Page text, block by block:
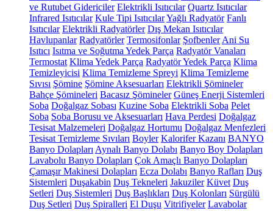
ve Rutubet Gidericiler Elektrikli Isıtıcılar Quartz Isıtıcılar
Infrared Isıtıcılar Kule Tipi IsıtıcılarYağlı Radyatör Fanlı
Isıtıcılar Elektrikli Radyatörler Dış Mekan Isıtıcılar
Havlupanlar Radyatörler Termosifonlar Şofbenler Ani Su
Isıtıcı Isıtma ve Soğutma Yedek Parça Radyatör Vanaları
Termostat Klima Yedek Parça Radyatör Yedek Parça Klima
Temizleyicisi Klima Temizleme Spreyi Klima Temizleme
Sıvısı Şömine Şömine Aksesuarları Elektrikli Şömineler
Bahçe Şömineleri Bacasız Şömineler Güneş Enerji Sistemleri
Soba Doğalgaz Sobası Kuzine Soba Elektrikli Soba Pelet
Soba Soba Borusu ve Aksesuarları Hava Perdesi Doğalgaz
Tesisat Malzemeleri Doğalgaz Hortumu Doğalgaz Menfezleri
Tesisat Temizleme Sıvıları Boyler Kalorifer Kazanı BANYO
Banyo Dolapları Aynalı Banyo Dolabı Banyo Boy Dolapları
Lavabolu Banyo Dolapları Çok Amaçlı Banyo Dolapları
Çamaşır Makinesi Dolapları Ecza Dolabı Banyo Rafları Duş
Sistemleri Duşakabin Duş Tekneleri Jakuziler Küvet Duş
Setleri Duş Sistemleri Duş Başlıkları Duş Kolonları Sürgülü
Duş Setleri Duş Spiralleri El Duşu Vitrifiyeler Lavabolar